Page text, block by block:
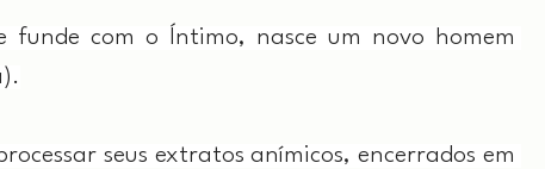
funde com o Íntimo, nasce um novo homem
seus extratos anímicos, encerrados em